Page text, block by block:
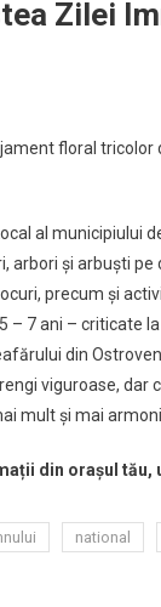
Zilei
floral tricolor
al municipiului
şi arbuşti pe
precum şi
7 ani – criticate
din
viguroase, dar
mult şi mai
din orașul tău,
national